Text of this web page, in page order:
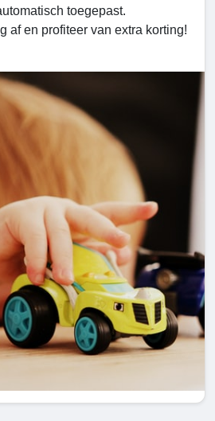
toegepast.
af en profiteer van extra korting!